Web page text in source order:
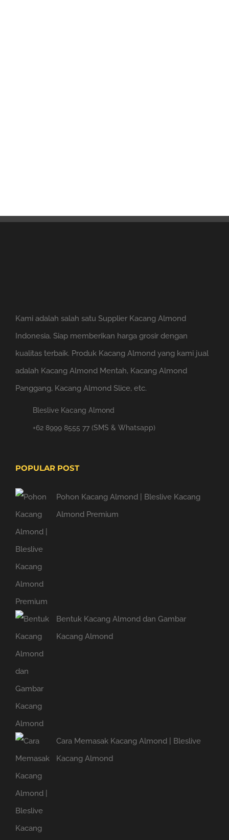
Kami adalah salah satu Supplier Kacang Almond
Indonesia. Siap memberikan harga grosir dengan
kualitas terbaik. Produk Kacang Almond yang kami jual
adalah Kacang Almond Mentah, Kacang Almond
Panggang, Kacang Almond Slice, etc.
Bleslive Kacang Almond
+62 8999 8555 77 (SMS & Whatsapp)
POPULAR POST
Pohon Kacang Almond | Bleslive Kacang
Almond Premium
Bentuk Kacang Almond dan Gambar
Kacang Almond
Cara Memasak Kacang Almond | Bleslive
Kacang Almond